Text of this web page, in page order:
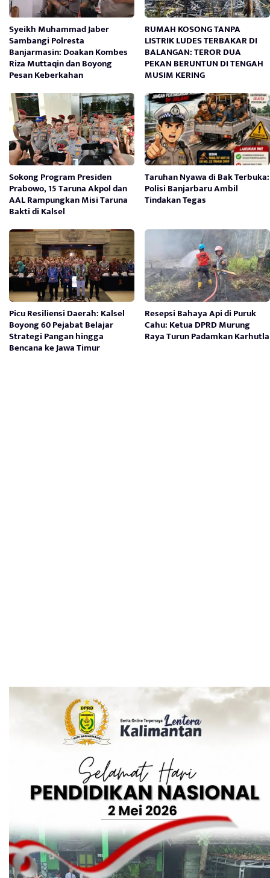
Syeikh Muhammad Jaber
Sambangi Polresta
Banjarmasin: Doakan Kombes
Riza Muttaqin dan Boyong
Pesan Keberkahan
RUMAH KOSONG TANPA
LISTRIK LUDES TERBAKAR DI
BALANGAN: TEROR DUA
PEKAN BERUNTUN DI TENGAH
MUSIM KERING
Sokong Program Presiden
Prabowo, 15 Taruna Akpol dan
AAL Rampungkan Misi Taruna
Bakti di Kalsel
Taruhan Nyawa di Bak Terbuka:
Polisi Banjarbaru Ambil
Tindakan Tegas
Picu Resiliensi Daerah: Kalsel
Boyong 60 Pejabat Belajar
Strategi Pangan hingga
Bencana ke Jawa Timur
Resepsi Bahaya Api di Puruk
Cahu: Ketua DPRD Murung
Raya Turun Padamkan Karhutla